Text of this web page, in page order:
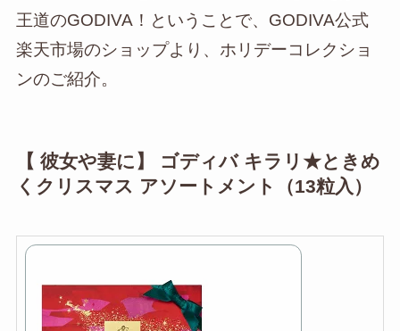
王道のGODIVA！ということで、GODIVA公式
楽天市場のショップより、ホリデーコレクショ
ンのご紹介。
【 彼女や妻に】 ゴディバ キラリ★ときめ
くクリスマス アソートメント（13粒入）